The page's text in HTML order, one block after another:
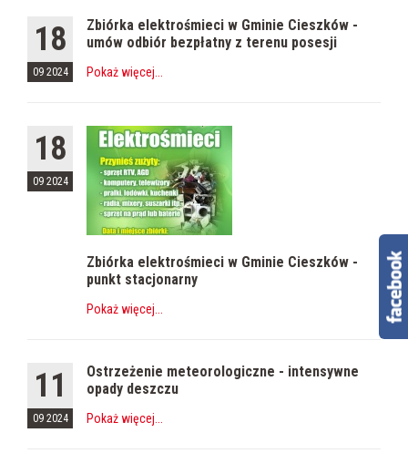
18
09 2024
Zbiórka elektrośmieci w Gminie Cieszków -
umów odbiór bezpłatny z terenu posesji
Pokaż więcej
18
09 2024
Zbiórka elektrośmieci w Gminie Cieszków -
punkt stacjonarny
Pokaż więcej
11
09 2024
Ostrzeżenie meteorologiczne - intensywne
opady deszczu
Pokaż więcej